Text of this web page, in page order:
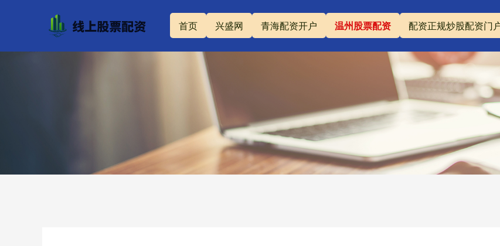
首页 兴盛网 青海配资开户 温州股票配资 配资正规炒股配资门